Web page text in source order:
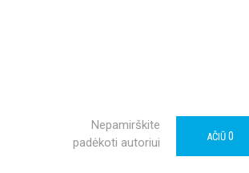
Nepamirškite
padėkoti autoriui
AČIŪ 0